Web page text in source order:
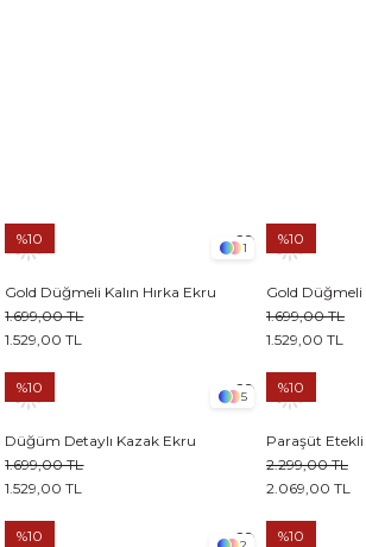
1
Gold Düğmeli Kalın Hırka Ekru
1.529,00 TL
1.699,00 TL
%10
Gold Düğmeli
1.529,00 TL
1.699,00 TL
%10
5
Düğüm Detaylı Kazak Ekru
1.529,00 TL
1.699,00 TL
%10
Paraşüt Etekli
2.069,00 TL
2.299,00 TL
%10
%10 %10